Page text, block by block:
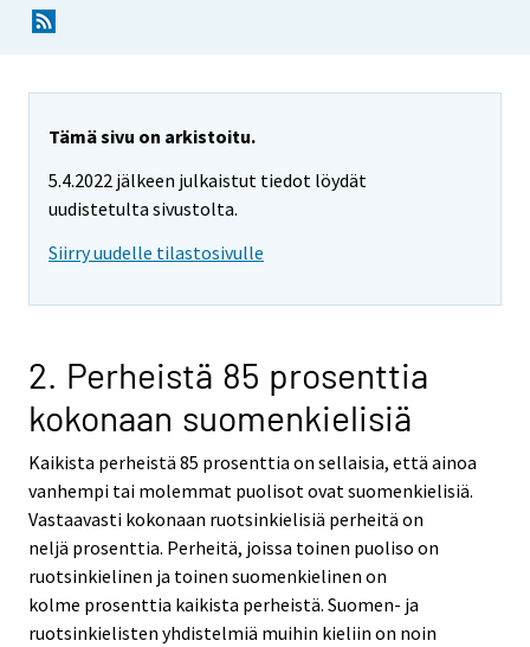
Tämä sivu on arkistoitu.
5.4.2022 jälkeen julkaistut tiedot löydät
uudistetulta sivustolta.
Siirry uudelle tilastosivulle
2. Perheistä 85 prosenttia
kokonaan suomenkielisiä
Kaikista perheistä 85 prosenttia on sellaisia, että ainoa
vanhempi tai molemmat puolisot ovat suomenkielisiä.
Vastaavasti kokonaan ruotsinkielisiä perheitä on
neljä prosenttia. Perheitä, joissa toinen puoliso on
ruotsinkielinen ja toinen suomenkielinen on
kolme prosenttia kaikista perheistä. Suomen- ja
ruotsinkielisten yhdistelmiä muihin kieliin on noin